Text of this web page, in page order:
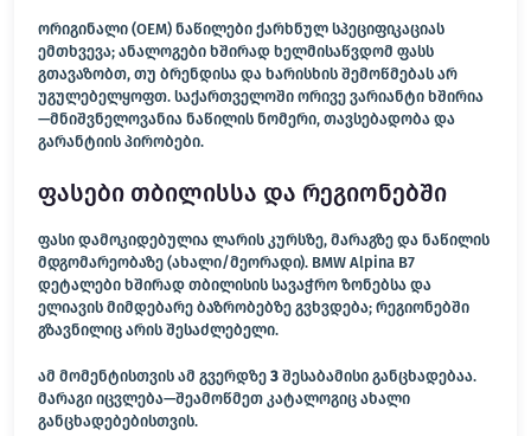
ორიგინალი (OEM) ნაწილები ქარხნულ სპეციფიკაციას
ემთხვევა; ანალოგები ხშირად ხელმისაწვდომ ფასს
გთავაზობთ, თუ ბრენდისა და ხარისხის შემოწმებას არ
უგულებელყოფთ. საქართველოში ორივე ვარიანტი ხშირია
—მნიშვნელოვანია ნაწილის ნომერი, თავსებადობა და
გარანტიის პირობები.
ფასები თბილისსა და რეგიონებში
ფასი დამოკიდებულია ლარის კურსზე, მარაგზე და ნაწილის
მდგომარეობაზე (ახალი/მეორადი). BMW Alpina B7
დეტალები ხშირად თბილისის სავაჭრო ზონებსა და
ელიავის მიმდებარე ბაზრობებზე გვხვდება; რეგიონებში
გზავნილიც არის შესაძლებელი.
ამ მომენტისთვის ამ გვერდზე 3 შესაბამისი განცხადებაა.
მარაგი იცვლება—შეამოწმეთ კატალოგიც ახალი
განცხადებებისთვის.